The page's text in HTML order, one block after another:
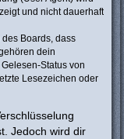
und nicht dauerhaft
Boards, dass
dein
Status von
Lesezeichen oder
Jedoch wird dir